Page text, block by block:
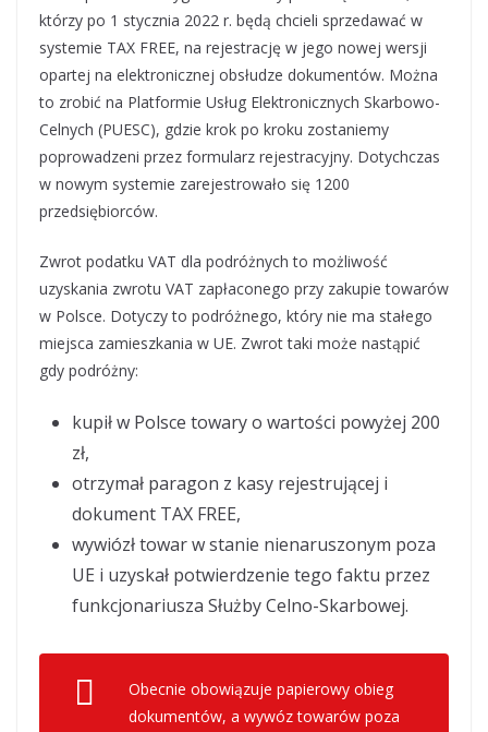
którzy po 1 stycznia 2022 r. będą chcieli sprzedawać w
systemie TAX FREE, na rejestrację w jego nowej wersji
opartej na elektronicznej obsłudze dokumentów. Można
to zrobić na Platformie Usług Elektronicznych Skarbowo-
Celnych (PUESC), gdzie krok po kroku zostaniemy
poprowadzeni przez formularz rejestracyjny. Dotychczas
w nowym systemie zarejestrowało się 1200
przedsiębiorców.
Zwrot podatku VAT dla podróżnych to możliwość
uzyskania zwrotu VAT zapłaconego przy zakupie towarów
w Polsce. Dotyczy to podróżnego, który nie ma stałego
miejsca zamieszkania w UE. Zwrot taki może nastąpić
gdy podróżny:
kupił w Polsce towary o wartości powyżej 200
zł,
otrzymał paragon z kasy rejestrującej i
dokument TAX FREE,
wywiózł towar w stanie nienaruszonym poza
UE i uzyskał potwierdzenie tego faktu przez
funkcjonariusza Służby Celno-Skarbowej.
Obecnie obowiązuje papierowy obieg
dokumentów, a wywóz towarów poza